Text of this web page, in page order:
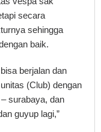
secara
sehingga
baik.
berjalan dan
(Club) dengan
surabaya, dan
guyup lagi,”